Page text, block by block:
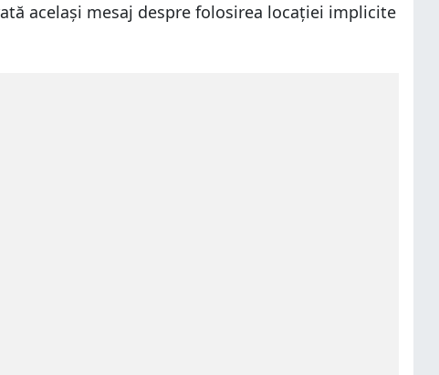
același mesaj despre folosirea locației implicite